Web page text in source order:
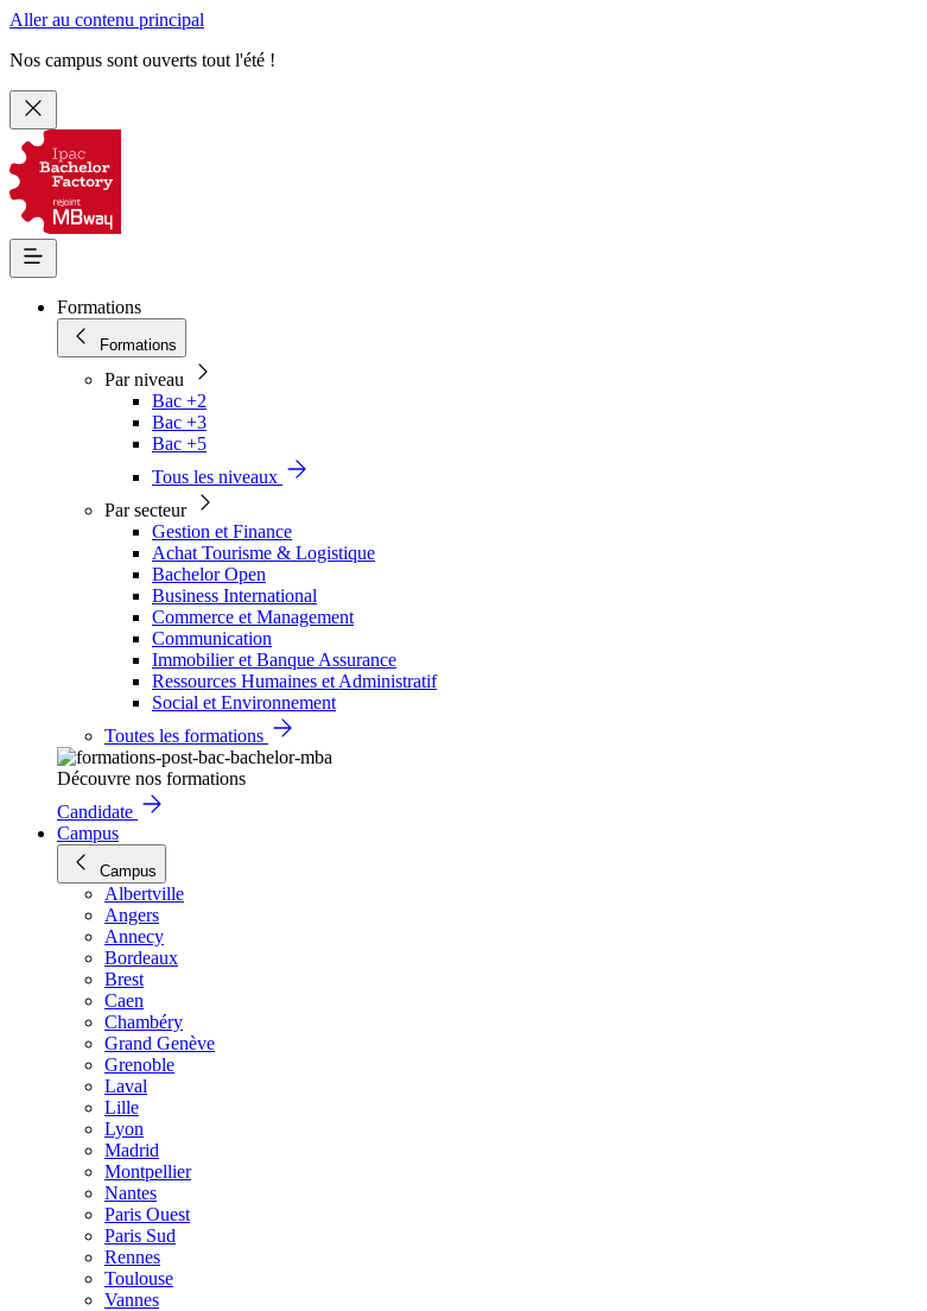
Aller au contenu principal
Nos campus sont ouverts tout l'été !
Formations
Formations
Par niveau
Bac +2
Bac +3
Bac +5
Tous les niveaux
Par secteur
Gestion et Finance
Achat Tourisme & Logistique
Bachelor Open
Business International
Commerce et Management
Communication
Immobilier et Banque Assurance
Ressources Humaines et Administratif
Social et Environnement
Toutes les formations
Découvre nos formations
Candidate
Campus
Campus
Albertville
Angers
Annecy
Bordeaux
Brest
Caen
Chambéry
Grand Genève
Grenoble
Laval
Lille
Lyon
Madrid
Montpellier
Nantes
Paris Ouest
Paris Sud
Rennes
Toulouse
Vannes